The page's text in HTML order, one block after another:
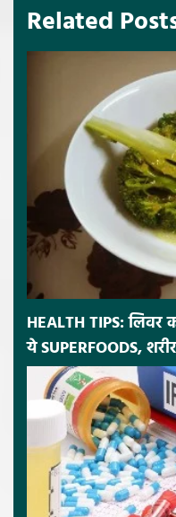
Related
HEALTH TIPS:
ये SUPERFOODS,